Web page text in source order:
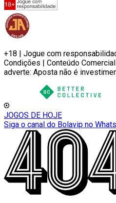
+18 | Jogue com
Condições | Conteúdo
adverte: Aposta não é
JOGOS DE HOJE
Siga o canal do Bolavip no